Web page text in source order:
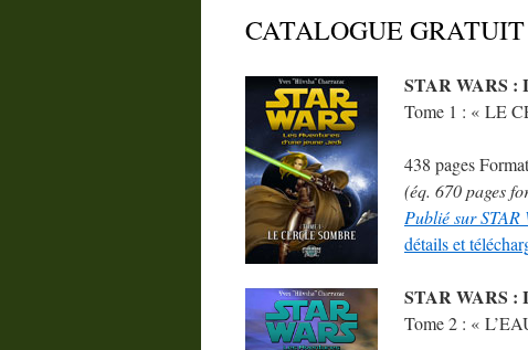
CATALOGUE GRATUIT
STAR WARS :
Tome 1 : « LE
438 pages
(éq. 670 pages
Publié sur STAR
détails et
STAR WARS :
Tome 2 : «